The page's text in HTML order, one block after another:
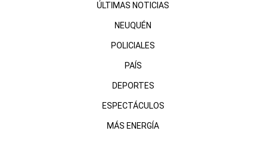
ÚLTIMAS NOTICIAS
NEUQUÉN
POLICIALES
PAÍS
DEPORTES
ESPECTÁCULOS
MÁS ENERGÍA